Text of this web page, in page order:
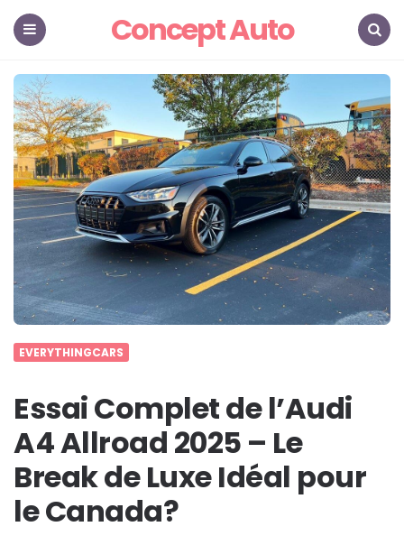
Concept Auto
EVERYTHINGCARS
Essai Complet de l’Audi
A4 Allroad 2025 – Le
Break de Luxe Idéal pour
le Canada?